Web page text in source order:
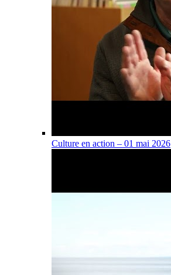
Culture en action – 01 mai 2026